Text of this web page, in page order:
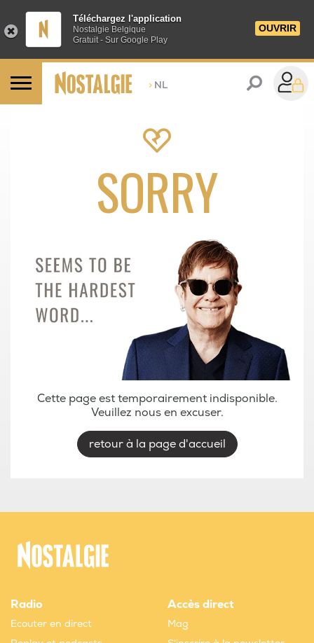
Téléchargez l'application
Nostalgie Belgique
Gratuit - Sur Google Play
OUVRIR
> NL
SORRY
Cette page est temporairement indisponible.
Veuillez nous en excuser.
retour à la page d'accueil
Radio
Ecouter en direct
Accès direct
Mag